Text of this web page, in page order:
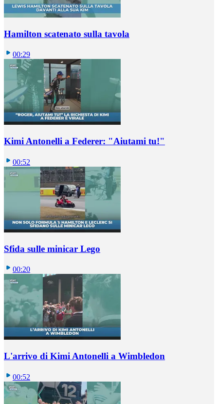
Hamilton scatenato sulla tavola
00:29
Kimi Antonelli a Federer: "Aiutami tu!"
00:52
Sfida sulle minicar Lego
00:20
L'arrivo di Kimi Antonelli a Wimbledon
00:52